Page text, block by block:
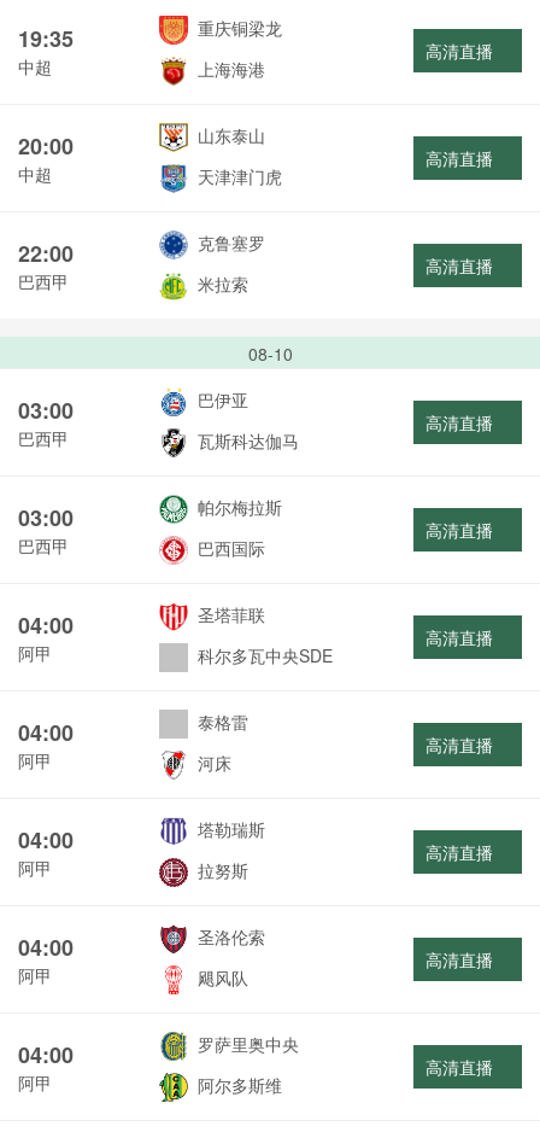
19:35
中超
重庆铜梁龙
上海海港
高清直播
20:00
中超
山东泰山
天津津门虎
高清直播
22:00
巴西甲
克鲁塞罗
米拉索
高清直播
08-10
03:00
巴西甲
巴伊亚
瓦斯科达伽马
高清直播
03:00
巴西甲
帕尔梅拉斯
巴西国际
高清直播
04:00
阿甲
圣塔菲联
科尔多瓦中央SDE
高清直播
04:00
阿甲
泰格雷
河床
高清直播
04:00
阿甲
塔勒瑞斯
拉努斯
高清直播
04:00
阿甲
圣洛伦索
飓风队
高清直播
04:00
阿甲
罗萨里奥中央
阿尔多斯维
高清直播